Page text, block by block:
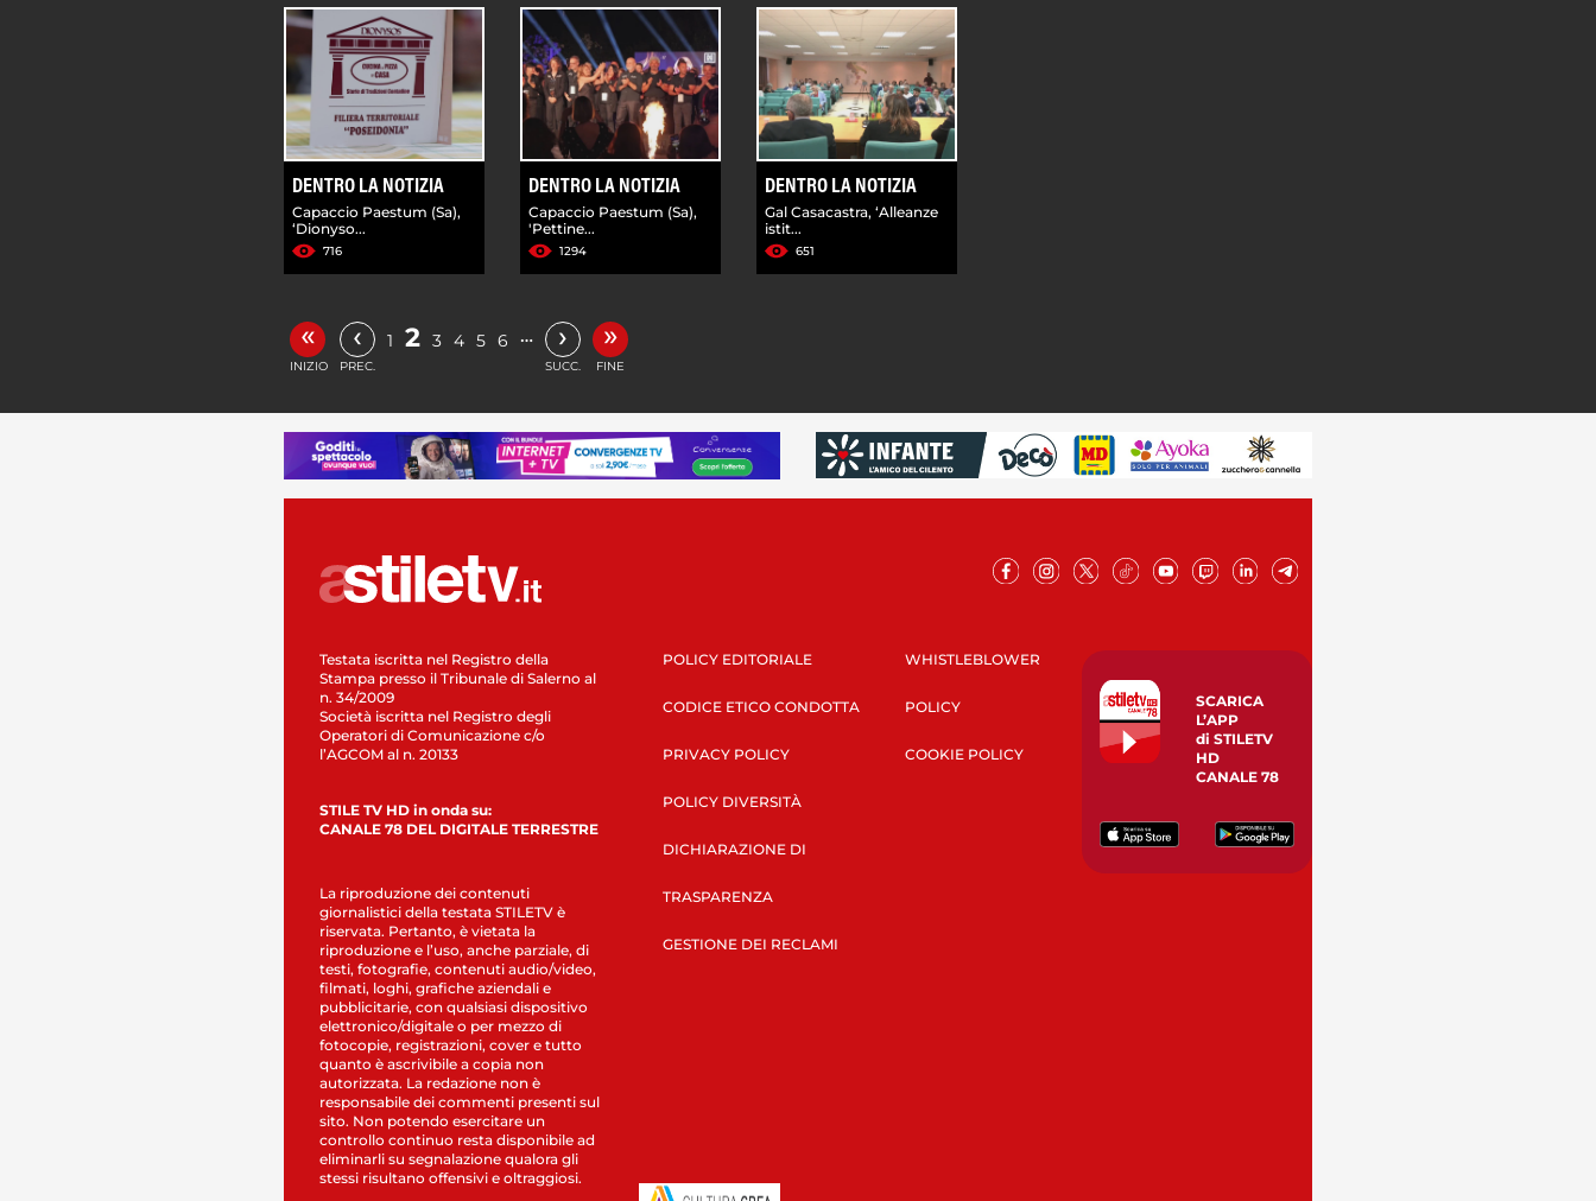
DENTRO LA NOTIZIA
Capaccio Paestum (Sa),
‘Dionyso...
716
DENTRO LA NOTIZIA
Capaccio Paestum (Sa),
'Pettine...
1294
DENTRO LA NOTIZIA
Gal Casacastra, ‘Alleanze
istit...
651
«
INIZIO
‹
PREC.
1 2 3 4 5 6 … ›
SUCC.
»
FINE
Testata iscritta nel Registro della
Stampa presso il Tribunale di Salerno al
n. 34/2009
Società iscritta nel Registro degli
Operatori di Comunicazione c/o
l’AGCOM al n. 20133
STILE TV HD in onda su:
CANALE 78 DEL DIGITALE TERRESTRE
La riproduzione dei contenuti
giornalistici della testata STILETV è
riservata. Pertanto, è vietata la
riproduzione e l’uso, anche parziale, di
testi, fotografie, contenuti audio/video,
filmati, loghi, grafiche aziendali e
pubblicitarie, con qualsiasi dispositivo
elettronico/digitale o per mezzo di
fotocopie, registrazioni, cover e tutto
quanto è ascrivibile a copia non
autorizzata. La redazione non è
responsabile dei commenti presenti sul
sito. Non potendo esercitare un
controllo continuo resta disponibile ad
eliminarli su segnalazione qualora gli
stessi risultano offensivi e oltraggiosi.
POLICY EDITORIALE
CODICE ETICO CONDOTTA
PRIVACY POLICY
POLICY DIVERSITÀ
DICHIARAZIONE DI
TRASPARENZA
GESTIONE DEI RECLAMI
WHISTLEBLOWER
POLICY
COOKIE POLICY
SCARICA
L’APP
di STILETV
HD
CANALE 78